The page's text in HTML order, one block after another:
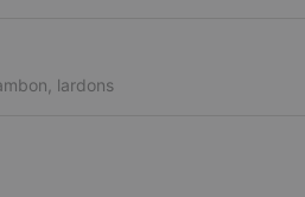
lardons